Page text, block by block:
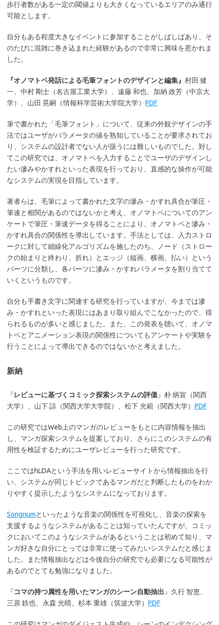
歩行者数がある一定の閾値よりも大きくなっているエリアのみ通行
可能とします。
自分もある程度大きなイベントに参加することがしばしばあり、そ
のたびに混雑に巻き込まれた経験があるので非常に興味を惹かれま
した。
『オノマトペ発話による毛筆フォントのデザインと編集』 村田 健
一、中村 剛士（名古屋工業大学）、遠藤 和也、加納 政芳（中京大
学）、山田 晃嗣（情報科学芸術大学院大学） PDF
筆で書かれた「毛筆フォント」について、従来の外観デザインの手
法ではユーザがパラメータの値を熟知していることが要求されてお
り、システムの設計者でない人が扱うには難しいものでした。対し
てこの研究では、オノマトペを入力することでユーザのデザインし
たい滲みやかすれといった表現を行っており、直感的な操作が可能
なシステムの実現を目指しています。
著者らは、毛筆によって書かれた文字の滲み・かすれ具合が筆圧・
筆速と相関があるのではないかと考え、オノマトペについてのアン
ケートで筆圧・筆速データを得ることにより、オノマトペと滲み・
かすれ具合の関係性を導出しています。手法としては、入力ストロ
ークに対して細線化アルゴリズムを施したのち、ノード（ストロー
クの始まりと終わり、折れ）とエッジ（縦画、横画、払い）という
パーツに分類し、各パーツに滲み・かすれパラメータを割り当てて
いくというものです。
自分も手書き文字に関連する研究を行っていますが、今までは滲
み・かすれといった表現にはあまり取り組んでこなかったので、得
られるものが多いと感じました。また、この発表を聴いて、オノマ
トペとアニメーション表現の関係性についてもアンケートや実験を
行うことによって導出できるのではないかと考えました。
新納
『レビューに基づくコミック探索システムの評価』朴 炳宣（関西
大学）、山下 諒（関西大学大学院）、松下 光範（関西大学） PDF
この研究ではWeb上のマンガのレビューをもとに内容情報を抽出
し、マンガ探索システムを提案しており、さらにこのシステムの有
用性を検証するためにユーザレビューを行った研究です。
ここではhLDAという手法を用いレビューサイトから情報抽出を行
い、システムが同じトピックであるマンガだと判断したものをわか
りやすく提示したようなシステムになっております。
Songriumといったような音楽の関係性を可視化し、音楽の探索を
支援するようなシステムがあることは知っていたんですが、コミッ
クにおいてこのようなシステムがあるということは初めて知り、マ
ンガ好きな自分にとっては非常に使ってみたいシステムだと感じま
した。また情報抽出などは今後自分の研究でも必要になる可能性が
あるのでとても勉強になりました。
『コマの持つ属性を用いたマンガのシーン自動抽出 』久行 智恵、
三原 鉄也、永森 光晴、杉本 重雄（筑波大学） PDF